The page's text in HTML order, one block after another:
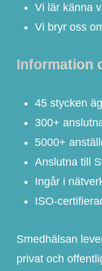
Vi lär känna
Vi bryr oss
Information
45 stycken
300+
5000+
Anslutna till
Ingår i
ISO-
Smedhälsan
privat och